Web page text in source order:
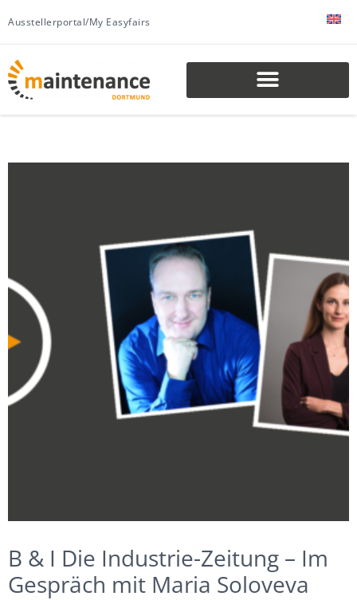
Ausstellerportal/My Easyfairs
B & I Die Industrie-Zeitung – Im
Gespräch mit Maria Soloveva